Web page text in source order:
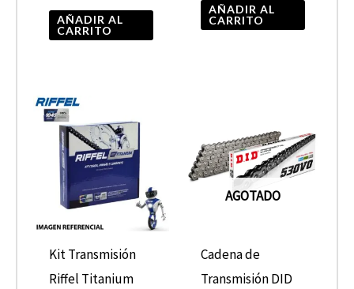
AÑADIR AL
CARRITO
AÑADIR AL
CARRITO
Kit Transmisión
Riffel Titanium
AGOTADO
Cadena de
Transmisión DID